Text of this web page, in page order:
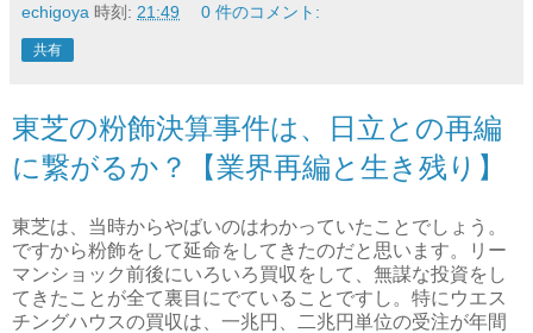
echigoya 時刻: 21:49 0 件のコメント:
共有
東芝の粉飾決算事件は、日立との再編
に繋がるか？【業界再編と生き残り】
東芝は、当時からやばいのはわかっていたことでしょう。
ですから粉飾をして延命をしてきたのだと思います。リー
マンショック前後にいろいろ買収をして、無謀な投資をし
てきたことが全て裏目にでていることですし。特にウエス
チングハウスの買収は、一兆円、二兆円単位の受注が年間